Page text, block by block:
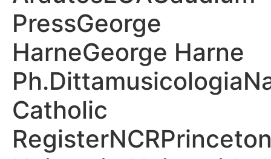
PressGeorge
HarneGeorge Harne
Catholic